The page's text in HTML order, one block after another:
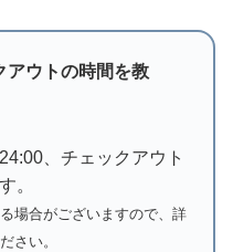
アウトの時間を教
、チェックアウト
。
場合がございますので、詳
さい。